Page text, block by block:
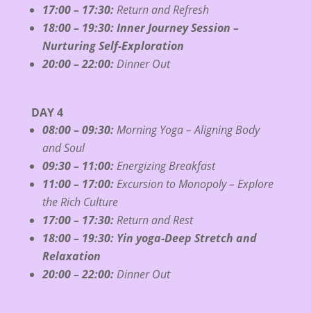
17:00 – 17:30:Return and Refresh
18:00 – 19:30: Inner Journey Session –
Nurturing Self-Exploration
20:00 – 22:00:Dinner Out
DAY 4
08:00 – 09:30:Morning Yoga – Aligning Body
and Soul
09:30 – 11:00:Energizing Breakfast
11:00 – 17:00:Excursion to Monopoly – Explore
the Rich Culture
17:00 – 17:30:Return and Rest
18:00 – 19:30: Yin yoga-Deep Stretch and
Relaxation
20:00 – 22:00:Dinner Out